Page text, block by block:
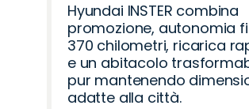
Hyundai INSTER combina
promozione, autonomia
370 chilometri, ricarica
e un abitacolo
pur mantenendo
adatte alla città.